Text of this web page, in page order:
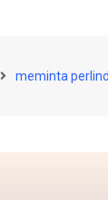
meminta